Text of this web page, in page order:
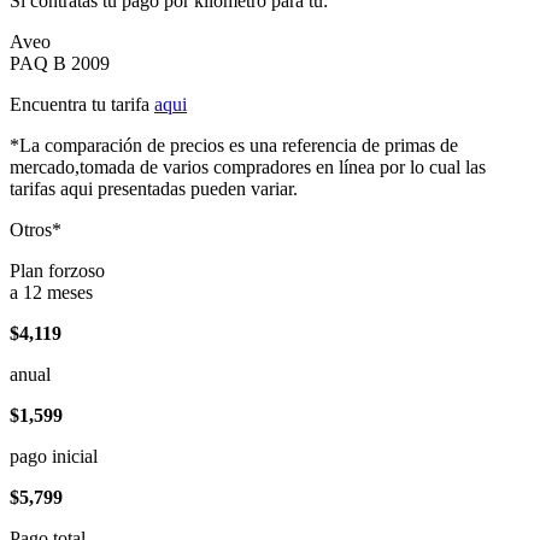
Aveo
PAQ B 2009
Encuentra tu tarifa aqui
*La comparación de precios es una referencia de primas de
mercado,tomada de varios compradores en línea por lo cual las
tarifas aqui presentadas pueden variar.
Otros*
Plan forzoso
a 12 meses
$4,119
anual
$1,599
pago inicial
$5,799